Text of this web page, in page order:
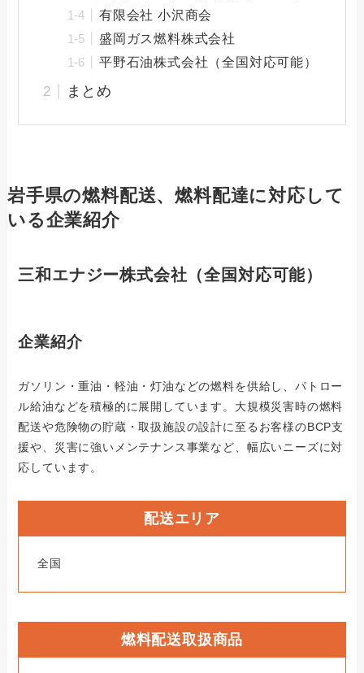
有限会社 小沢商会
盛岡ガス燃料株式会社
平野石油株式会社（全国対応可能）
まとめ
岩手県の燃料配送、燃料配達に対応して
いる企業紹介
三和エナジー株式会社 （全国対応可能）
企業紹介
ガソリン・重油・軽油・灯油などの燃料を供給し、パトロー
ル給油などを積極的に展開しています。大規模災害時の燃料
配送や危険物の貯蔵・取扱施設の設計に至るお客様のBCP支
援や、災害に強いメンテナンス事業など、幅広いニーズに対
応しています。
配送エリア
全国
燃料配送取扱商品